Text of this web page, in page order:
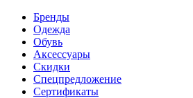
Бренды
Одежда
Обувь
Аксессуары
Скидки
Спецпредложение
Сертификаты